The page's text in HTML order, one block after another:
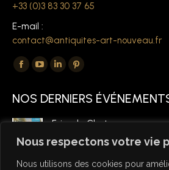
Nous respectons votre vie
Nous utilisons des cookies pour
+33 (0)3 83 30 37 65
E-mail :
contact@antiquites-art-nouveau.fr
Trouvez nous sur :
La
Facebook
s'ouvre
dans
nouvelle
La
YouTube
s'ouvre
nouvelle
La
LinkedIn
s'ouvre
une
nouvelle
La
Pinterest
s'ouvre
dans
nouvelle
NOS DERNIERS
Foire de Chatou
6 mars 2026